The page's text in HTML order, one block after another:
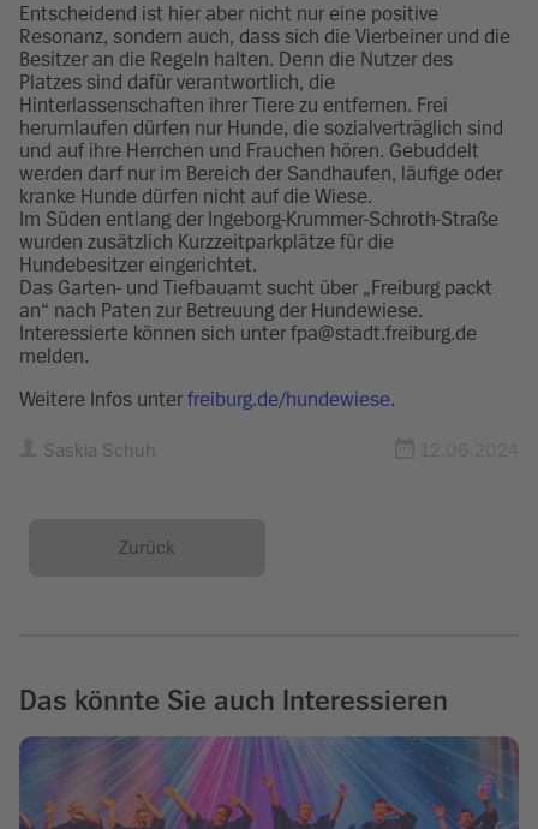
Entscheidend ist hier aber nicht nur eine positive
Resonanz, sondern auch, dass sich die Vierbeiner und die
Besitzer an die Regeln halten. Denn die Nutzer des
Platzes sind dafür verantwortlich, die
Hinterlassenschaften ihrer Tiere zu entfernen. Frei
herumlaufen dürfen nur Hunde, die sozialverträglich sind
und auf ihre Herrchen und Frauchen hören. Gebuddelt
werden darf nur im Bereich der Sandhaufen, läufige oder
kranke Hunde dürfen nicht auf die Wiese.
Im Süden entlang der Ingeborg-Krummer-Schroth-Straße
wurden zusätzlich Kurzzeitparkplätze für die
Hundebesitzer eingerichtet.
Das Garten- und Tiefbauamt sucht über „Freiburg packt
an“ nach Paten zur Betreuung der Hundewiese.
Interessierte können sich unter fpa@stadt.freiburg.de
melden.
Weitere Infos unterfreiburg.de/hundewiese.
Saskia Schuh
Zurück
Das könnte Sie auch Interessieren